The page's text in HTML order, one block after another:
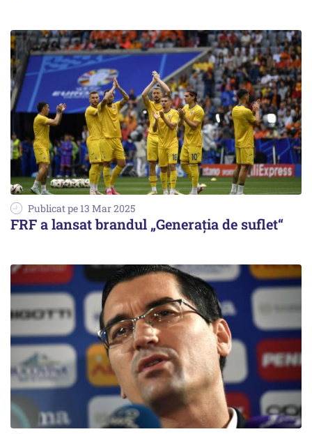
Publicat pe 13 Mar 2025
FRF a lansat brandul „Generaţia de suflet“